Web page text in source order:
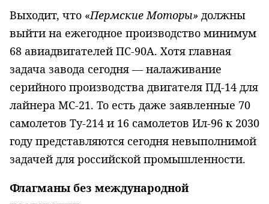
Выходит, что «Пермские Моторы» должны
выйти на ежегодное производство минимум
68 авиадвигателей ПС-90А. Хотя главная
задача завода сегодня — налаживание
серийного производства двигателя ПД-14 для
лайнера МС-21. То есть даже заявленные 70
самолетов Ту-214 и 16 самолетов Ил-96 к 2030
году представляются сегодня невыполнимой
задачей для российской промышленности.
Флагманы без международной